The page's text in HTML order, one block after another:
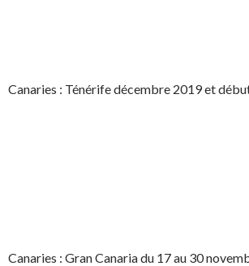
Canaries : Ténérife décembre 2019 et
Canaries : Gran Canaria du 17 au 30